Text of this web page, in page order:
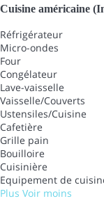
Cuisine américaine
Réfrigérateur
Micro-ondes
Four
Congélateur
Lave-vaisselle
Vaisselle/Couverts
Ustensiles/Cuisine
Cafetière
Grille pain
Bouilloire
Cuisinière
Equipement de
Plus Voir moins